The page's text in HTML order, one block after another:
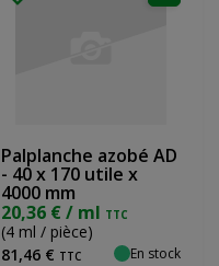
Palplanche azobé AD
- 40 x 170 utile x
4000 mm
20,36 € / ml TTC
(4 ml / pièce)
81,46 € TTC En stock